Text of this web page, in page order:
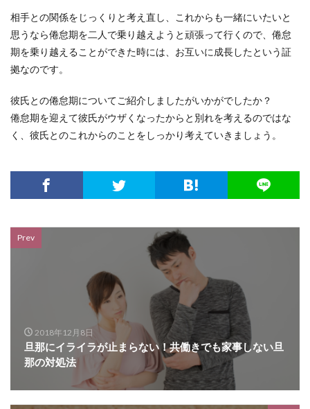
相手との関係をじっくりと考え直し、これからも一緒にいたいと
思うなら倦怠期を二人で乗り越えようと頑張って行くので、倦怠
期を乗り越えることができた時には、お互いに成長したという証
拠なのです。
彼氏との倦怠期についてご紹介しましたがいかがでしたか？
倦怠期を迎えて彼氏がウザくなったからと別れを考えるのではな
く、彼氏とのこれからのことをしっかり考えていきましょう。
Prev
2018年12月8日
旦那にイライラが止まらない！共働きでも家事しない旦
那の対処法